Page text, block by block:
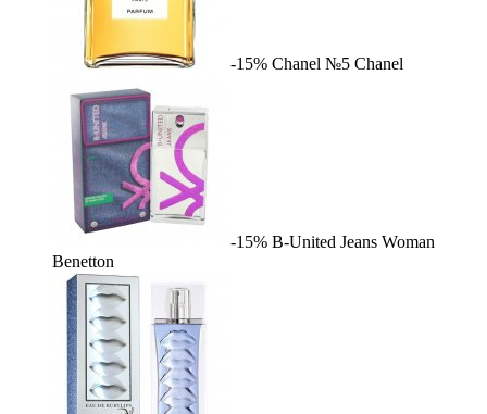
-15% Chanel №5 Chanel
-15% B-United Jeans Woman
Benetton